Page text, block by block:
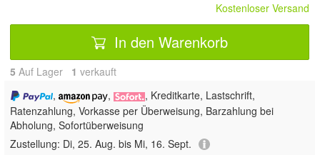
Kostenloser Versand
In den Warenkorb
5 Auf Lager 1 verkauft
,
,
, Kreditkarte, Lastschrift,
Ratenzahlung, Vorkasse per Überweisung, Barzahlung bei
Abholung, Sofortüberweisung
Zustellung: Di, 25. Aug. bis Mi, 16. Sept.